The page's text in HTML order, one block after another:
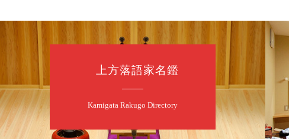
朝
日（
第98回 桂慶枝の
桂慶枝「KCストーリ
開演：午前10時（9時
前売2,000円 当日
お問合せ：落語ファ
上方落語家名鑑
Kamigata Rakugo Directory